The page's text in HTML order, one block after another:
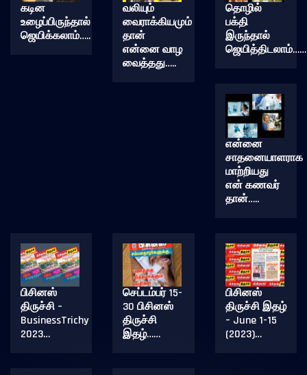
கடின
உழைப்பிருந்தால்
ஜெயிக்கலாம்…..
வலியும்
வைராக்கியமும்
தான்
என்னை வாழ
வைத்தது…..
தொழில்
பக்தி
இருந்தால்
என்னை
சாதனையாளராக
மாற்றியது
என் கணவர்
தான்…..
பிசினஸ்
திருச்சி –
BusinessTrichy
2023…
செப்டம்பர் 15-
30 பிசினஸ்
திருச்சி
இதழ்……
பிசினஸ்
திருச்சி இதழ்
– June 1-15
(2023)…